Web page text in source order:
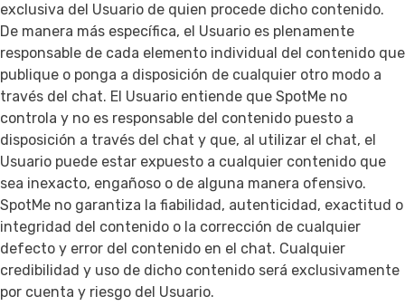
exclusiva del Usuario de quien procede dicho contenido.
De manera más específica, el Usuario es plenamente
responsable de cada elemento individual del contenido que
publique o ponga a disposición de cualquier otro modo a
través del chat. El Usuario entiende que SpotMe no
controla y no es responsable del contenido puesto a
disposición a través del chat y que, al utilizar el chat, el
Usuario puede estar expuesto a cualquier contenido que
sea inexacto, engañoso o de alguna manera ofensivo.
SpotMe no garantiza la fiabilidad, autenticidad, exactitud o
integridad del contenido o la corrección de cualquier
defecto y error del contenido en el chat. Cualquier
credibilidad y uso de dicho contenido será exclusivamente
por cuenta y riesgo del Usuario.